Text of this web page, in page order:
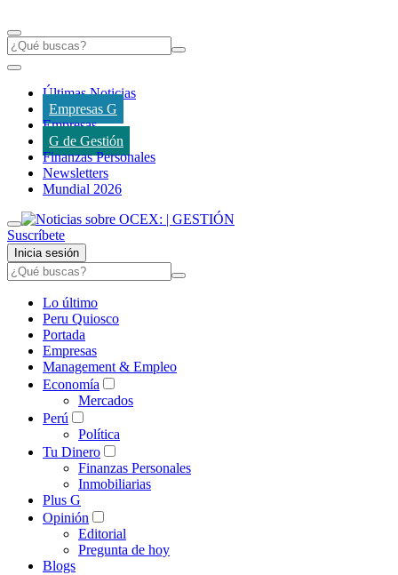
Últimas Noticias
Empresas G
Empresas
G de Gestión
Finanzas Personales
Newsletters
Mundial 2026
Suscríbete
Inicia sesión
Lo último
Peru Quiosco
Portada
Empresas
Management & Empleo
Economía
Mercados
Perú
Política
Tu Dinero
Finanzas Personales
Inmobiliarias
Plus G
Opinión
Editorial
Pregunta de hoy
Blogs